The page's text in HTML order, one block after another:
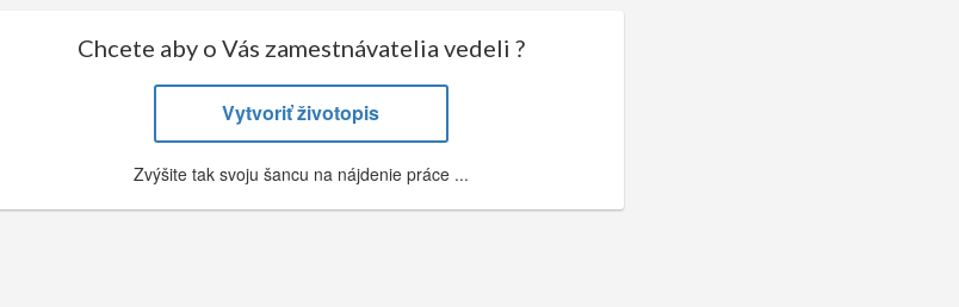
Chcete aby o Vás zamestnávatelia vedeli ?
Vytvoriť životopis
Zvýšite tak svoju šancu na nájdenie práce ...